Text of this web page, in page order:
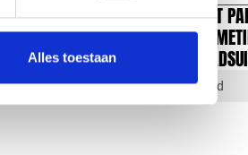
Alles toestaan
X 8,00
EPDM COMPLEET
BODEMLIJM
METER MET
1-4 dagen levertijd